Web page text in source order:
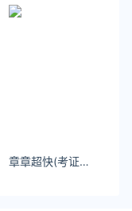
章章超快(考证版)：娘娘 公主又偷跑出来跳舞啦 #小酒馆#古风#唐风#少女感